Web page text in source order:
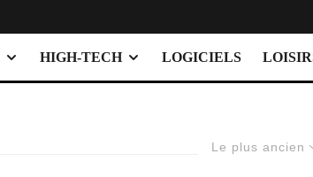
HIGH-TECH LOGICIELS
Le plus ancien